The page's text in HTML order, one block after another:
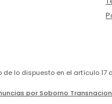
de lo dispuesto en el artículo
por Soborno